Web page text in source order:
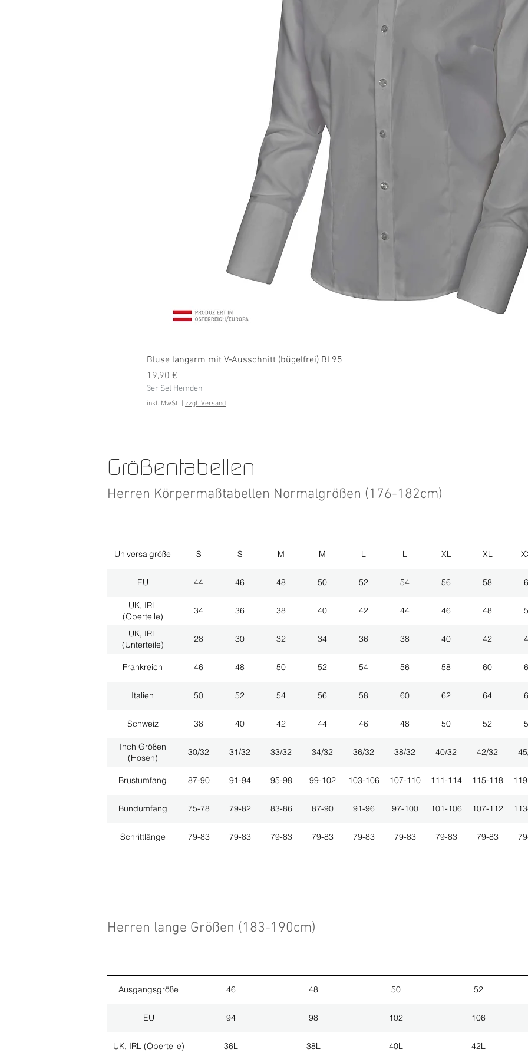
Bluse langarm mit V-Ausschnitt (bügelfrei) BL95
Preis
19,90 €
3er Set Hemden
inkl. MwSt. zzgl. Versand
Herren Körpermaßtabellen Normalgrößen (176-182cm)
Größentabellen
Universalgröße S S M M L L XL XL
EU 44 46 48 50 52 54 56 58
UK, IRL
(Oberteile)
34 36 38 40 42 44 46 48
UK, IRL
(Unterteile)
28 30 32 34 36 38 40 42
Frankreich 46 48 50 52 54 56 58 60
Italien 50 52 54 56 58 60 62 64
Schweiz 38 40 42 44 46 48 50 52
Inch Größen
(Hosen)
30/32 31/32 33/32 34/32 36/32 38/32 40/32 42/32
Brustumfang 87-90 91-94 95-98 99-102 103-106 107-110 111-114 115-118
Bundumfang 75-78 79-82 83-86 87-90 91-96 97-100 101-106 107-112
Schrittlänge 79-83 79-83 79-83 79-83 79-83 79-83 79-83 79-83
Herren lange Größen (183-190cm)
Ausgangsgröße 46 48 50 52
EU 94 98 102 106
UK, IRL (Oberteile) 36L 38L 40L 42L